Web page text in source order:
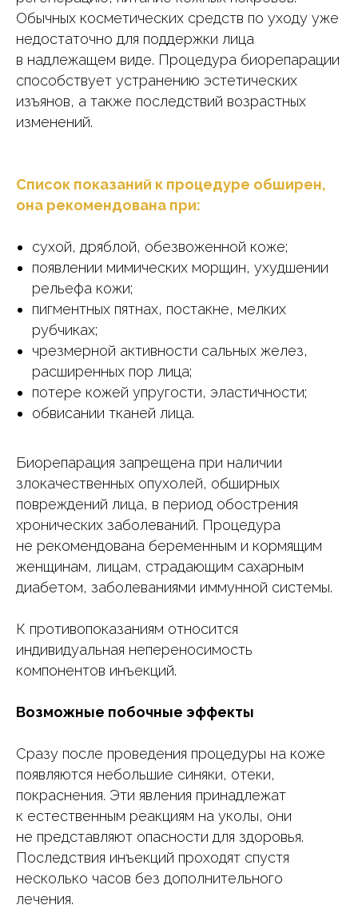
Обычных косметических средств по уходу уже
недостаточно для поддержки лица
в надлежащем виде. Процедура биорепарации
способствует устранению эстетических
изъянов, а также последствий возрастных
изменений.
Список показаний к процедуре обширен,
она рекомендована при:
сухой, дряблой, обезвоженной коже;
появлении мимических морщин, ухудшении
рельефа кожи;
пигментных пятнах, постакне, мелких
рубчиках;
чрезмерной активности сальных желез,
расширенных пор лица;
потере кожей упругости, эластичности;
обвисании тканей лица.
Биорепарация запрещена при наличии
злокачественных опухолей, обширных
повреждений лица, в период обострения
хронических заболеваний. Процедура
не рекомендована беременным и кормящим
женщинам, лицам, страдающим сахарным
диабетом, заболеваниями иммунной системы.
К противопоказаниям относится
индивидуальная непереносимость
компонентов инъекций.
Возможные побочные эффекты
Сразу после проведения процедуры на коже
появляются небольшие синяки, отеки,
покраснения. Эти явления принадлежат
к естественным реакциям на уколы, они
не представляют опасности для здоровья.
Последствия инъекций проходят спустя
несколько часов без дополнительного
лечения.